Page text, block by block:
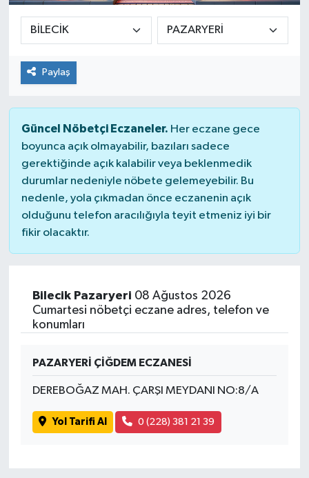
Paylaş
Güncel Nöbetçi Eczaneler. Her eczane gece
boyunca açık olmayabilir, bazıları sadece
gerektiğinde açık kalabilir veya beklenmedik
durumlar nedeniyle nöbete gelemeyebilir. Bu
nedenle, yola çıkmadan önce eczanenin açık
olduğunu telefon aracılığıyla teyit etmeniz iyi bir
fikir olacaktır.
Bilecik Pazaryeri 08 Ağustos 2026
Cumartesi nöbetçi eczane adres, telefon ve
konumları
PAZARYERİ ÇİĞDEM ECZANESİ
DEREBOĞAZ MAH. ÇARŞI MEYDANI NO:8/A
Yol Tarifi Al 0 (228) 381 21 39